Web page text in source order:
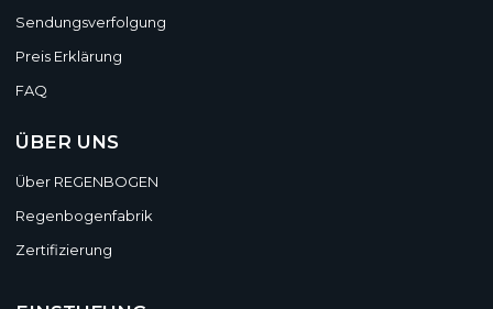
Sendungsverfolgung
Preis Erklärung
FAQ
ÜBER UNS
Über REGENBOGEN
Regenbogenfabrik
Zertifizierung